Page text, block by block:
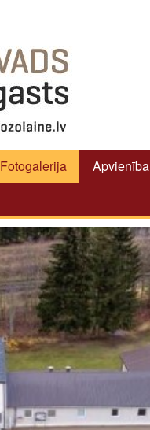
Fotogalerija Apvienība